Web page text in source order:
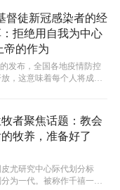
督徒新冠感染者的经
拒绝用自我为中心
帝的作为
发布，全国各地疫情防控
，这意味着每个人将成为
者聚焦话题：教会
牧养，准备好了
尤研究中心际代划分标
为一代。被称作千禧一代